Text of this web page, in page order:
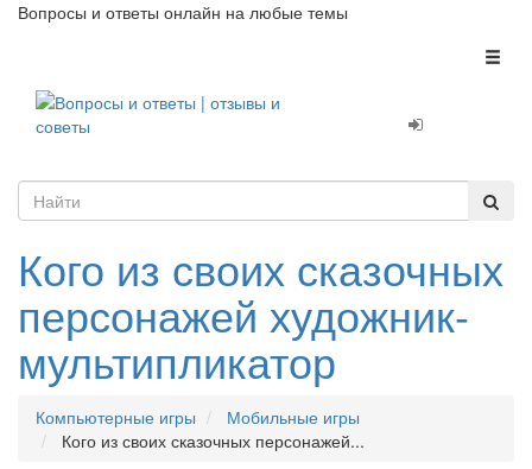
Вопросы и ответы онлайн на любые темы
Кого из своих сказочных
персонажей художник-
мультипликатор
Компьютерные игры
Мобильные игры
Кого из своих сказочных персонажей...